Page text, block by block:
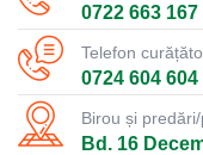
0722 663 167
Telefon
0724 604 604
Birou și
Bd. 16